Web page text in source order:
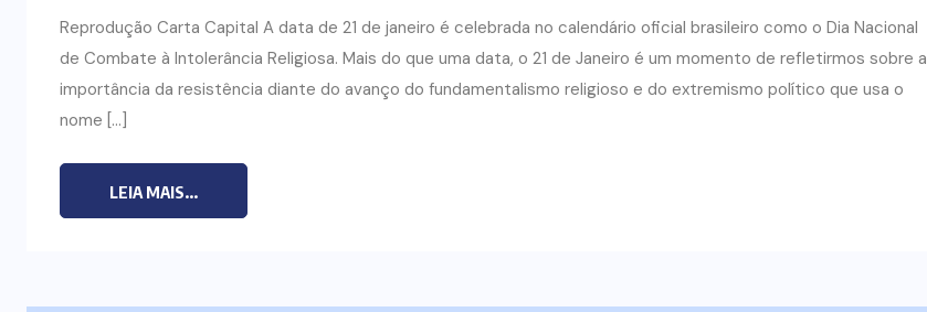
Reprodução Carta Capital A data de 21 de janeiro é celebrada no calendário oficial brasileiro como o Dia Nacional
de Combate à Intolerância Religiosa. Mais do que uma data, o 21 de Janeiro é um momento de refletirmos sobre a
importância da resistência diante do avanço do fundamentalismo religioso e do extremismo político que usa o
nome […]
LEIA MAIS...
O ECUMENISMO
TRANSFORMADOR NASCE
DENTRO DE NÓS – PRISCILLA DOS
CURSOS DE VERÃO NOTÍCIAS
Inscrições abertas Curso de Verão